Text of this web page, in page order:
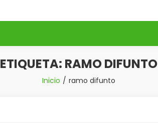
ETIQUETA: RAMO DIFUNTO
Inicio ramo difunto